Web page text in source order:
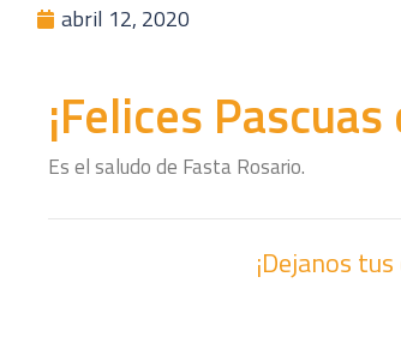
abril 12, 2020
¡Felices
Es el saludo de Fasta Rosario.
¡Dejanos